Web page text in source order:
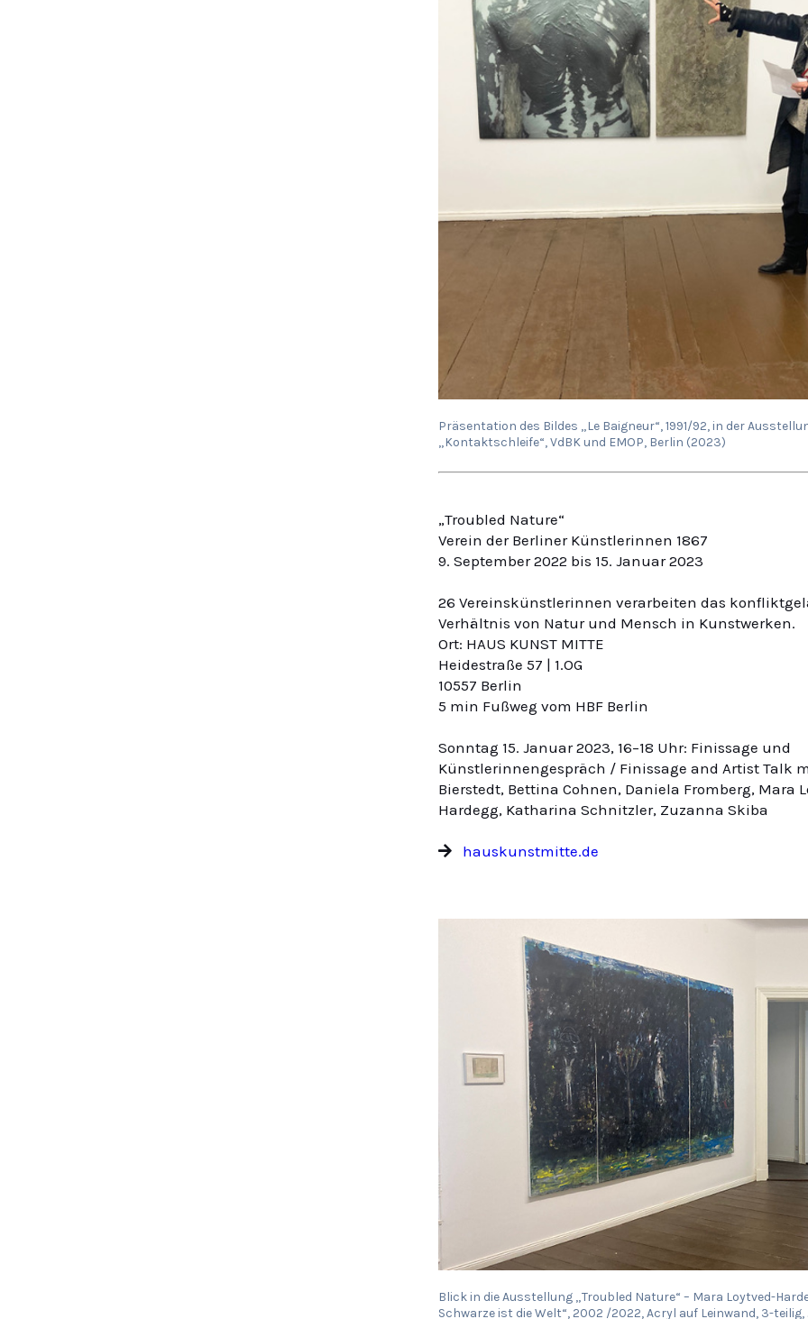
Präsentation des Bildes „Le Baigneur“, 1991/92, in der
„Kontaktschleife“, VdBK und EMOP, Berlin (2023)
„Troubled Nature“
Verein der Berliner Künstlerinnen 1867
9. September 2022 bis 15. Januar 2023
26 Vereinskünstlerinnen verarbeiten das
Verhältnis von Natur und Mensch in Kunstwerken.
Ort: HAUS KUNST MITTE
Heidestraße 57 | 1.OG
10557 Berlin
5 min Fußweg vom HBF Berlin
Sonntag 15. Januar 2023, 16–18 Uhr: Finissage und
Künstlerinnengespräch / Finissage and Artist Talk
Bierstedt, Bettina Cohnen, Daniela Fromberg, Mara
Hardegg, Katharina Schnitzler, Zuzanna Skiba
hauskunstmitte.de
Blick in die Ausstellung „Troubled Nature“ – Mara Loytved-
Schwarze ist die Welt“, 2002 /2022, Acryl auf Leinwand, 3-